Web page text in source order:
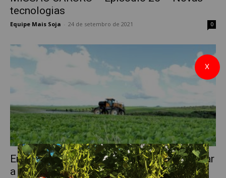
tecnologias
Equipe Mais Soja 24 de setembro de 2021 0
Enlist®: a tecnologia que promete aumentar
a eficiência no controle de...
X